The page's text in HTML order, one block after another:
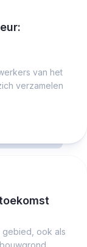
van het
verzamelen
gebied, ook als